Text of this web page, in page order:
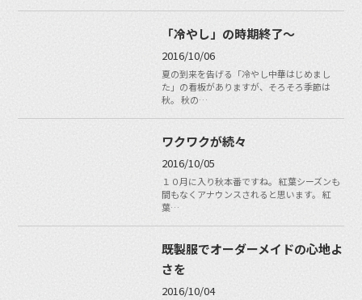
「冷やし」の時期終了～
2016/10/06
夏の到来を告げる「冷やし中華はじめまし
た」の看板がありますが、そろそろ季節は
秋。 秋の…
ワクワクが続々
2016/10/05
１０月に入り秋本番ですね。 紅葉シーズンも
間もなくアナウンスされると思います。 紅
葉…
既製服でオーダーメイドの心地よ
さを
2016/10/04